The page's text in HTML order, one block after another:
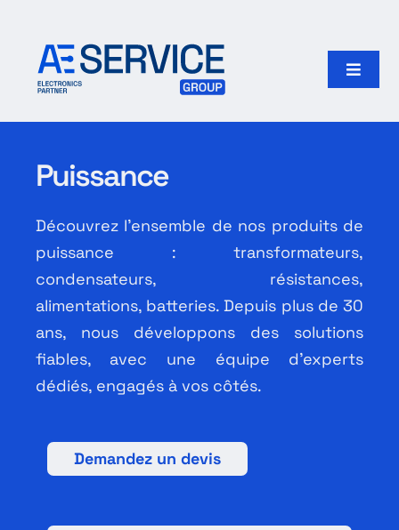
contenu
Toggle
Accueil
Produits
Fabricants
Rechercher:
Puissance
Découvrez l’ensemble de nos produits de
puissance : transformateurs,
condensateurs, résistances,
alimentations, batteries. Depuis plus de 30
ans, nous développons des solutions
fiables, avec une équipe d’experts
dédiés, engagés à vos côtés.
Demandez un devis